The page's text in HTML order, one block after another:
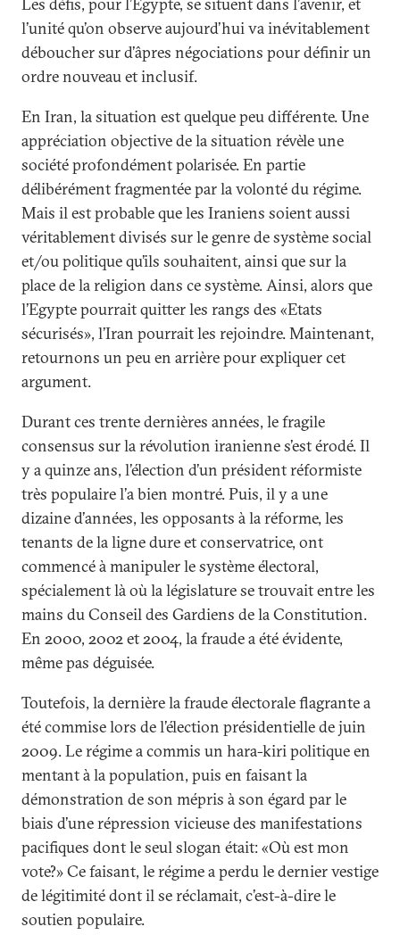
l’unité qu’on observe aujourd’hui va inévitablement
déboucher sur d’âpres négociations pour définir un
ordre nouveau et inclusif.
En Iran, la situation est quelque peu différente. Une
appréciation objective de la situation révèle une
société profondément polarisée. En partie
délibérément fragmentée par la volonté du régime.
Mais il est probable que les Iraniens soient aussi
véritablement divisés sur le genre de système social
et/ou politique qu’ils souhaitent, ainsi que sur la
place de la religion dans ce système. Ainsi, alors que
l’Egypte pourrait quitter les rangs des «Etats
sécurisés», l’Iran pourrait les rejoindre. Maintenant,
retournons un peu en arrière pour expliquer cet
argument.
Durant ces trente dernières années, le fragile
consensus sur la révolution iranienne s’est érodé. Il
y a quinze ans, l’élection d’un président réformiste
très populaire l’a bien montré. Puis, il y a une
dizaine d’années, les opposants à la réforme, les
tenants de la ligne dure et conservatrice, ont
commencé à manipuler le système électoral,
spécialement là où la législature se trouvait entre les
mains du Conseil des Gardiens de la Constitution.
En 2000, 2002 et 2004, la fraude a été évidente,
même pas déguisée.
Toutefois, la dernière la fraude électorale flagrante a
été commise lors de l’élection présidentielle de juin
2009. Le régime a commis un hara-kiri politique en
mentant à la population, puis en faisant la
démonstration de son mépris à son égard par le
biais d’une répression vicieuse des manifestations
pacifiques dont le seul slogan était: «Où est mon
vote?» Ce faisant, le régime a perdu le dernier vestige
de légitimité dont il se réclamait, c’est-à-dire le
soutien populaire.